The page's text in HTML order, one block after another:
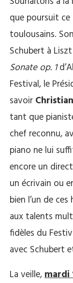
que poursuit
toulousains.
Schubert à
Sonate op. 1
Festival, le
savoir
tant que
chef reconnu,
piano ne lui
encore un
un écrivain ou
bien l’un de
aux talents
fidèles du
avec Schubert
La veille,mardi